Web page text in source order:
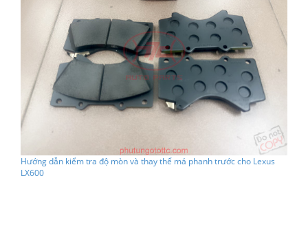
Hướng dẫn kiểm tra độ mòn và thay thế má phanh trước cho Lexus
LX600